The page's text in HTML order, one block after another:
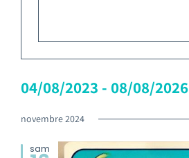
Contact
04/08/2023 - 08/08/2026
novembre 2024
sam